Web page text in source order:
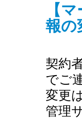
【
報
契約
でご
変更
管理